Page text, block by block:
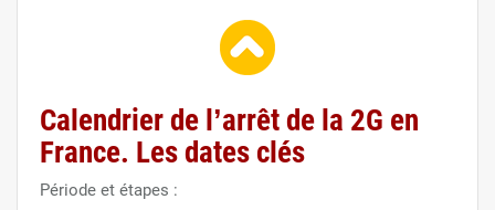
Calendrier de l’arrêt de la 2G en
France. Les dates clés
Période et étapes :